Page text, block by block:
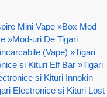
Mini Vape »Box Mod
»Mod-uri De Tigari
(Vape) »Tigari
si Kituri Elf Bar »Tigari
si Kituri Innokin
Electronice si Kituri Lost